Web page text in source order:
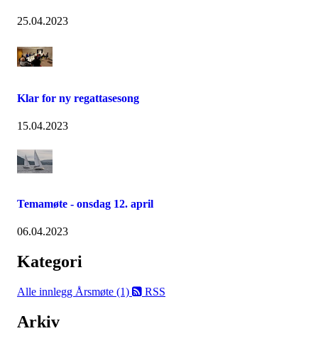
25.04.2023
Klar for ny regattasesong
15.04.2023
Temamøte - onsdag 12. april
06.04.2023
Kategori
Alle innlegg Årsmøte (1) RSS
Arkiv